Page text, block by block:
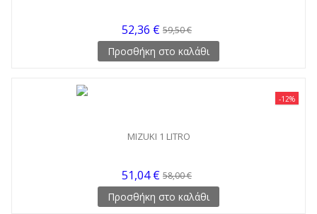
52,36 € 59,50 €
Προσθήκη στο καλάθι
-12%
MIZUKI 1 LITRO
51,04 € 58,00 €
Προσθήκη στο καλάθι